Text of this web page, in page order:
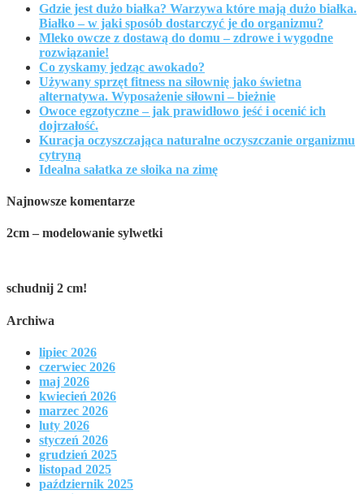
Gdzie jest dużo białka? Warzywa które mają dużo białka.
Białko – w jaki sposób dostarczyć je do organizmu?
Mleko owcze z dostawą do domu – zdrowe i wygodne
rozwiązanie!
Co zyskamy jedząc awokado?
Używany sprzęt fitness na siłownię jako świetna
alternatywa. Wyposażenie siłowni – bieżnie
Owoce egzotyczne – jak prawidłowo jeść i ocenić ich
dojrzałość.
Kuracja oczyszczająca naturalne oczyszczanie organizmu
cytryną
Idealna sałatka ze słoika na zimę
Najnowsze komentarze
2cm – modelowanie sylwetki
schudnij 2 cm!
Archiwa
lipiec 2026
czerwiec 2026
maj 2026
kwiecień 2026
marzec 2026
luty 2026
styczeń 2026
grudzień 2025
listopad 2025
październik 2025